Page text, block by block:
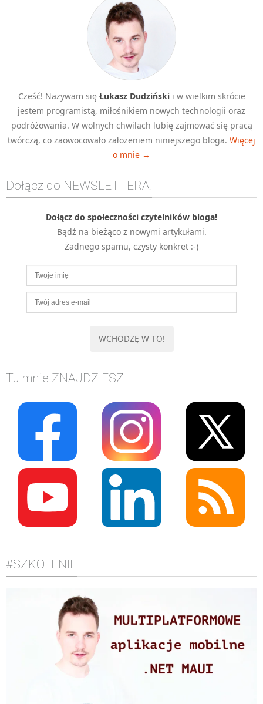
Cześć! Nazywam się Łukasz Dudzińskii w wielkim skrócie
jestem programistą, miłośnikiem nowych technologii oraz
podróżowania. W wolnych chwilach lubię zajmować się pracą
twórczą, co zaowocowało założeniem niniejszego bloga. Więcej
o mnie →
Dołącz do NEWSLETTERA!
Dołącz do społeczności czytelników bloga!
Bądź na bieżąco z nowymi artykułami.
Żadnego spamu, czysty konkret :-)
Tu mnie ZNAJDZIESZ
#SZKOLENIE